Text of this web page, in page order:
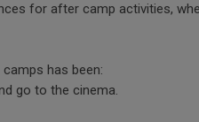
for after camp activities,
has been:
go to the cinema.